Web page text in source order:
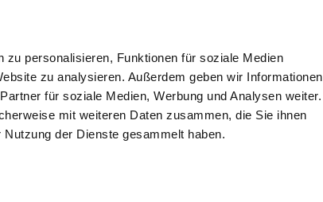
personalisieren, Funktionen für soziale Medien
zu analysieren. Außerdem geben wir Informationen
für soziale Medien, Werbung und Analysen weiter.
mit weiteren Daten zusammen, die Sie ihnen
der Dienste gesammelt haben.